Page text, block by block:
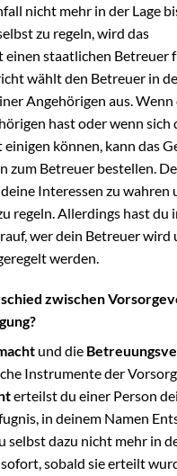
nicht mehr in der Lage
zu regeln, wird das
einen staatlichen Betreuer
wählt den Betreuer in
Angehörigen aus. Wenn
hast oder wenn sich
können, kann das
zum Betreuer bestellen.
Interessen zu wahren
regeln. Allerdings hast du
wer dein Betreuer wird
werden.
zwischen
und die
Instrumente der
erteilst du einer Person
in deinem Namen
selbst dazu nicht mehr in
sobald sie erteilt